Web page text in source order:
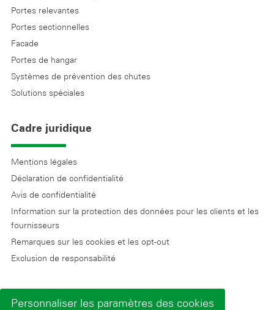
Portes relevantes
Portes sectionnelles
Facade
Portes de hangar
Systèmes de prévention des chutes
Solutions spéciales
Cadre juridique
Mentions légales
Déclaration de confidentialité
Avis de confidentialité
Information sur la protection des données pour les clients et les
fournisseurs
Remarques sur les cookies et les opt-out
Exclusion de responsabilité
Personnaliser les paramètres des cookies